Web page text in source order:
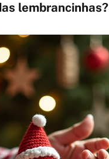
lembrancinhas?